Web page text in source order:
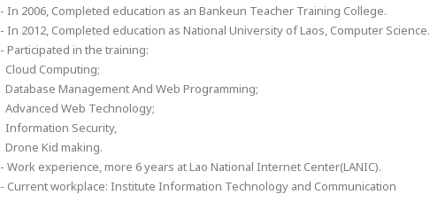
- In 2006, Completed education as an Bankeun Teacher Training College.
- In 2012, Completed education as National University of Laos, Computer Science.
- Participated in the training:
Cloud Computing;
Database Management And Web Programming;
Advanced Web Technology;
Information Security,
Drone Kid making.
- Work experience, more 6 years at Lao National Internet Center(LANIC).
- Current workplace: Institute Information Technology and Communication